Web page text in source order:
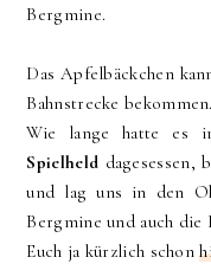
Bergmine.
Das Apfelbäckchen
Bahnstrecke bekommen.
Wie lange hatte es
Spielheld dagesessen,
und lag uns in den
Bergmine und auch die
Euch ja kürzlich schon